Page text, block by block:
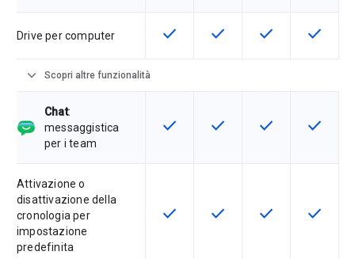
Drive per computer Questa funzionalità è disponibile
check Questa funzionalità è
check Questa
check Questa
check
expand_more Scopri altre funzionalità
Chat:
messaggistica
per i team
Questa funzionalità è disponibile
check Questa funzionalità è
check Questa
check Questa
check
Attivazione o
disattivazione della
cronologia per
impostazione
predefinita
Questa funzionalità è disponibile
check Questa funzionalità è
check Questa
check Questa
check